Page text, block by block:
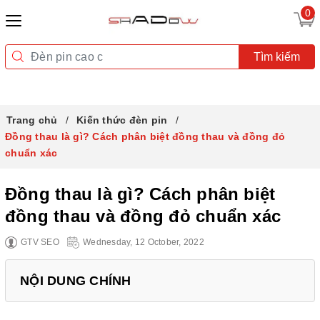
0
Tìm kiếm
Trang chủ
Kiến thức đèn pin
Đồng thau là gì? Cách phân biệt đồng thau và đồng đỏ
chuẩn xác
Đồng thau là gì? Cách phân biệt
đồng thau và đồng đỏ chuẩn xác
GTV SEO Wednesday, 12 October, 2022
NỘI DUNG CHÍNH